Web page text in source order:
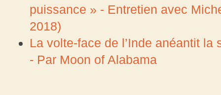
puissance » - Entretien avec
2018)
La volte-face de l’Inde anéantit
- Par Moon of Alabama